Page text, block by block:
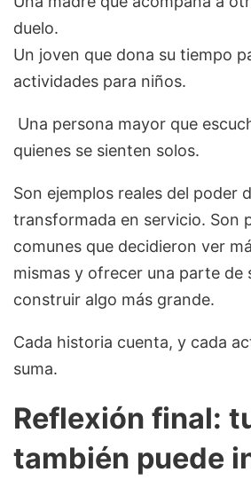
duelo.
Un joven que dona su tiempo
actividades para niños.
Una persona mayor que
quienes se sienten solos.
Son ejemplos reales del poder
transformada en servicio. Son
comunes que decidieron ver
mismas y ofrecer una parte de
construir algo más grande.
Cada historia cuenta, y cada
suma.
Reflexión final:
también puede